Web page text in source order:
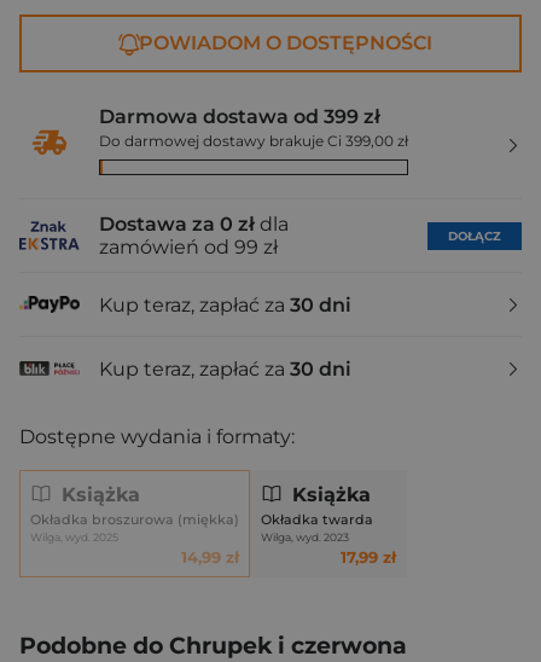
POWIADOM O DOSTĘPNOŚCI
Darmowa dostawa od 399 zł
Do darmowej dostawy brakuje Ci 399,00 zł
Dostawa za 0 zł dla
zamówień od 99 zł
DOŁĄCZ
Kup teraz, zapłać za 30 dni
Kup teraz, zapłać za 30 dni
Dostępne wydania i formaty:
Książka
Okładka broszurowa (miękka)
Wilga, wyd. 2025
14,99 zł
Książka
Okładka twarda
Wilga, wyd. 2023
17,99 zł
Podobne do Chrupek i czerwona